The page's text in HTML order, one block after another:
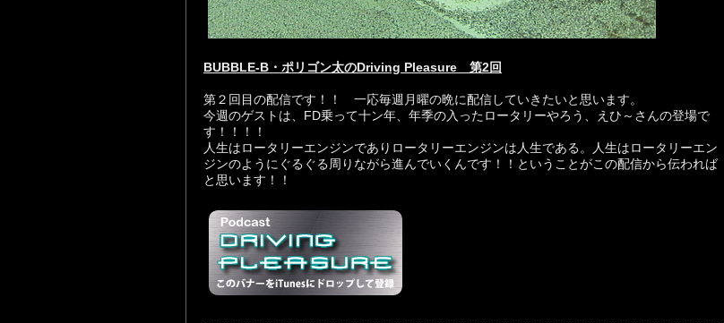
BUBBLE-B・ポリゴン太のDriving Pleasure 第2回
第２回目の配信です！！ 一応毎週月曜の晩に配信していきたいと思います。
今週のゲストは、FD乗って十ン年、年季の入ったロータリーやろう、えひ～さんの登場で
す！！！！
人生はロータリーエンジンでありロータリーエンジンは人生である。人生はロータリーエン
ジンのようにぐるぐる周りながら進んでいくんです！！ということがこの配信から伝われば
と思います！！